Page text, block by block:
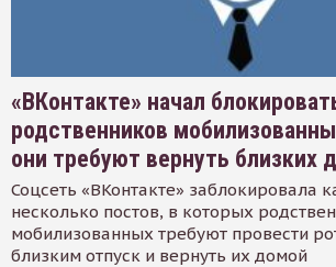
«ВКонтакте» начал
родственников
они требуют вернуть близких
Соцсеть «ВКонтакте» заблокировала
несколько постов, в которых
мобилизованных требуют провести
близким отпуск и вернуть их домой